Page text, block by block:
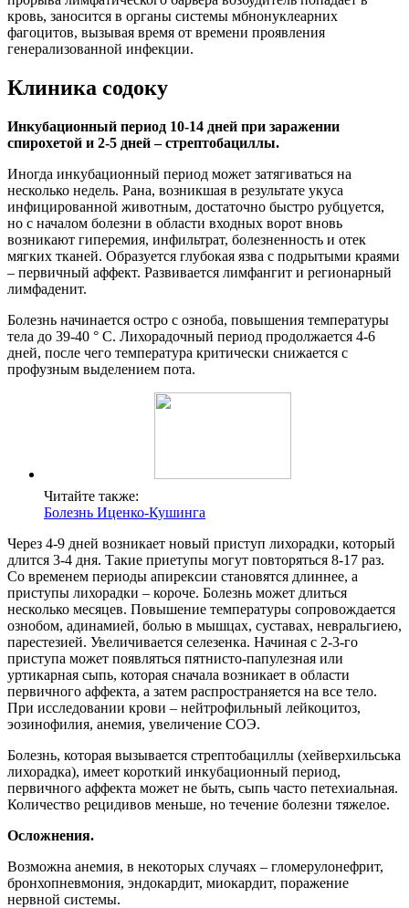
кровь, заносится в органы системы мбнонуклеарних
фагоцитов, вызывая время от времени проявления
генерализованной инфекции.
Клиника содоку
Инкубационный период 10-14 дней при заражении
спирохетой и 2-5 дней – стрептобациллы.
Иногда инкубационный период может затягиваться на
несколько недель. Рана, возникшая в результате укуса
инфицированной животным, достаточно быстро рубцуется,
но с началом болезни в области входных ворот вновь
возникают гиперемия, инфильтрат, болезненность и отек
мягких тканей. Образуется глубокая язва с подрытыми краями
– первичный аффект. Развивается лимфангит и регионарный
лимфаденит.
Болезнь начинается остро с озноба, повышения температуры
тела до 39-40 ° С. Лихорадочный период продолжается 4-6
дней, после чего температура критически снижается с
профузным выделением пота.
Читайте также:
Болезнь Иценко-Кушинга
Через 4-9 дней возникает новый приступ лихорадки, который
длится 3-4 дня. Такие приетупы могут повторяться 8-17 раз.
Со временем периоды апирексии становятся длиннее, а
приступы лихорадки – короче. Болезнь может длиться
несколько месяцев. Повышение температуры сопровождается
ознобом, адинамией, болью в мышцах, суставах, невральгиею,
парестезией. Увеличивается селезенка. Начиная с 2-3-го
приступа может появляться пятнисто-папулезная или
уртикарная сыпь, которая сначала возникает в области
первичного аффекта, а затем распространяется на все тело.
При исследовании крови – нейтрофильный лейкоцитоз,
эозинофилия, анемия, увеличение СОЭ.
Болезнь, которая вызывается стрептобациллы (хейверхильська
лихорадка), имеет короткий инкубационный период,
первичного аффекта может не быть, сыпь часто петехиальная.
Количество рецидивов меньше, но течение болезни тяжелое.
Осложнения.
Возможна анемия, в некоторых случаях – гломерулонефрит,
бронхопневмония, эндокардит, миокардит, поражение
нервной системы.